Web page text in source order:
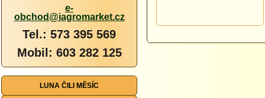
e-
obchod@iagromarket.cz
Tel.: 573 395 569
Mobil: 603 282 125
LUNA ČILI MĚSÍC